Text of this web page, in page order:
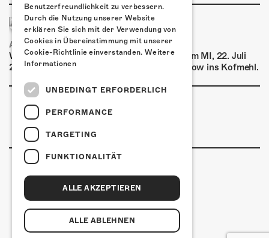
AIRBOURNE - SPECIAL SUMMER SHOW
Wow, das ist ein Ding! Airbourne kommen am MI, 22. Juli
2026 für eine exklusive Special Summer Show ins Kofmehl.
Kulturfabrik Kofmehl
Kofmehlweg 1
+41 32 621 20 60
Benutzerfreundlichkeit zu verbessern.
Durch die Nutzung unserer Website
erklären Sie sich mit der Verwendung von
Cookies in Übereinstimmung mit unserer
Cookie-Richtlinie einverstanden. Weitere
Informationen
UNBEDINGT ERFORDERLICH
PERFORMANCE
TARGETING
FUNKTIONALITÄT
ALLE AKZEPTIEREN
ALLE ABLEHNEN